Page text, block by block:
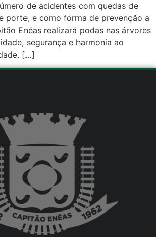
de acidentes com quedas de
porte, e como forma de prevenção a
Enéas realizará podas nas árvores
segurança e harmonia ao
[…]